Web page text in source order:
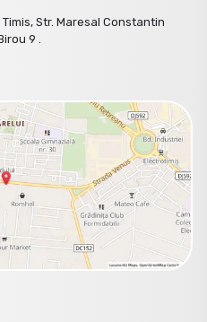
Str. Maresal Constantin
9 .